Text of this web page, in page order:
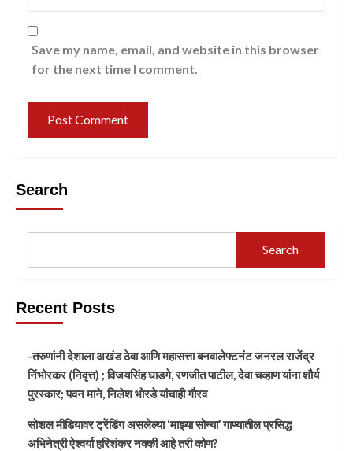
Save my name, email, and website in this browser
for the next time I comment.
Search
Search
Recent Posts
-तरुणांनी देशाला अखंड ठेवा आणि महासत्ता बनवालेफ्टनंट जनरल राजेंद्र
निंभोरकर (निवृत्त) ; विजयसिंह घाडगे, रणजीत पाटील, देवा चव्हाण यांना शौर्य
पुरस्कार; पवन माने, निलेश भोरडे यांचाही गौरव
सोशल मीडियावर ट्रेंडिंग असलेल्या ‘माझ्या सोन्या’ गाण्यातील प्रसिद्ध
अभिनेत्री ऐश्वर्या हरिशंकर नक्की आहे तरी कोण?